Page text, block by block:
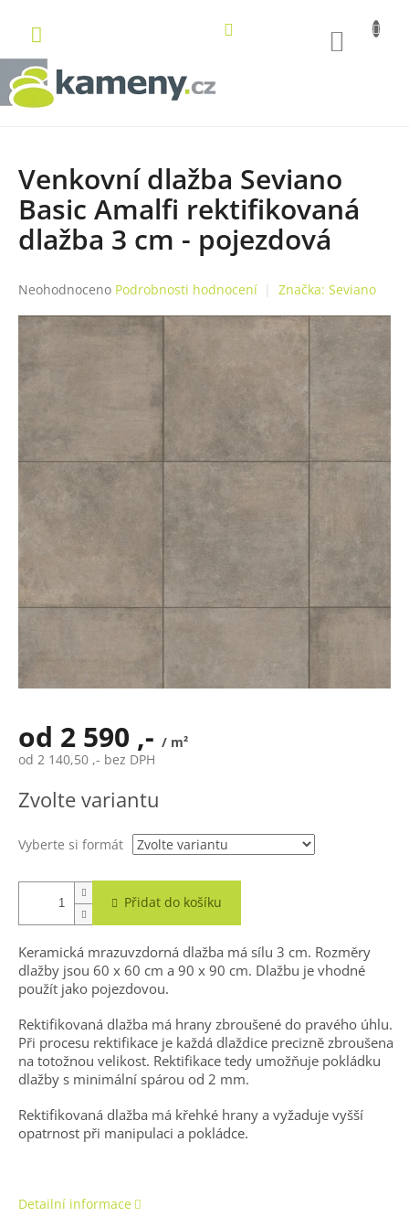
obsah
Venkovní dlažba Seviano
Basic Amalfi rektifikovaná
dlažba 3 cm - pojezdová
Průměrné
produktu
Neohodnoceno Podrobnosti hodnocení Značka: Seviano
od 2 590 ,- / m²
od 2 140,50 ,- bez DPH
cena:
Zvolte variantu
Vyberte si formát
Přidat do košíku
Keramická mrazuvzdorná dlažba má sílu 3 cm. Rozměry
dlažby jsou 60 x 60 cm a 90 x 90 cm. Dlažbu je vhodné
použít jako pojezdovou.
Rektifikovaná dlažba má hrany zbroušené do pravého úhlu.
Při procesu rektifikace je každá dlaždice precizně zbroušena
na totožnou velikost. Rektifikace tedy umožňuje pokládku
dlažby s minimální spárou od 2 mm.
Rektifikovaná dlažba má křehké hrany a vyžaduje vyšší
opatrnost při manipulaci a pokládce.
Detailní informace